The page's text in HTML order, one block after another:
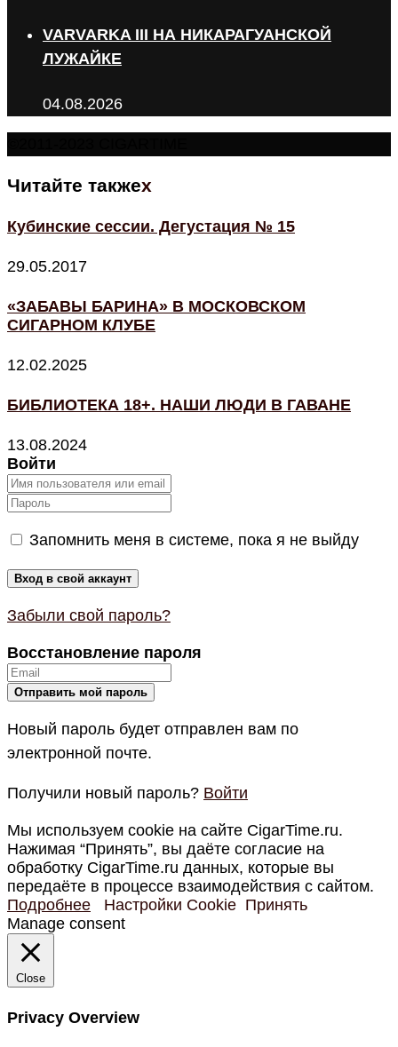
VARVARKA III НА НИКАРАГУАНСКОЙ
ЛУЖАЙКЕ
04.08.2026
Читайте такжеx
Кубинские сессии. Дегустация № 15
29.05.2017
«ЗАБАВЫ БАРИНА» В МОСКОВСКОМ
СИГАРНОМ КЛУБЕ
12.02.2025
БИБЛИОТЕКА 18+. НАШИ ЛЮДИ В ГАВАНЕ
13.08.2024
Войти
Запомнить меня в системе, пока я не выйду
Забыли свой пароль?
Восстановление пароля
Новый пароль будет отправлен вам по
электронной почте.
Получили новый пароль? Войти
Мы используем cookie на сайте CigarTime.ru.
Нажимая “Принять”, вы даёте согласие на
обработку CigarTime.ru данных, которые вы
передаёте в процессе взаимодействия с сайтом.
Подробнее
Настройки Cookie Принять
Manage consent
Close
Privacy Overview